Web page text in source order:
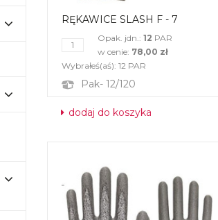
RĘKAWICE SLASH F - 7
Opak. jdn.: 12 PAR
w cenie: 78,00 zł
Wybrałeś(aś): 12 PAR
Pak- 12/120
dodaj do koszyka